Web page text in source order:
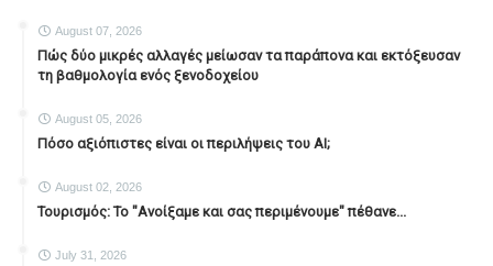
August 07, 2026
Πώς δύο μικρές αλλαγές μείωσαν τα παράπονα και εκτόξευσαν
τη βαθμολογία ενός ξενοδοχείου
August 05, 2026
Πόσο αξιόπιστες είναι οι περιλήψεις του ΑΙ;
August 02, 2026
Τουρισμός: Το "Ανοίξαμε και σας περιμένουμε" πέθανε...
July 31, 2026